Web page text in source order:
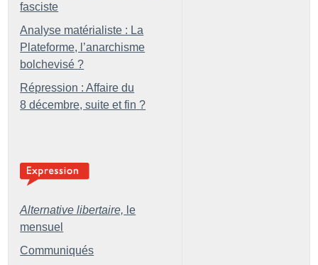
fasciste
Analyse matérialiste : La
Plateforme, l’anarchisme
bolchevisé ?
Répression : Affaire du
8 décembre, suite et fin ?
Alternative libertaire, le
mensuel
Communiqués